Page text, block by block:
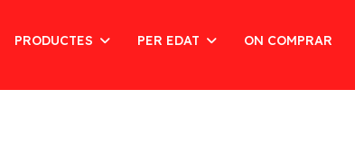
PRODUCTES PER EDAT ON COMPRAR